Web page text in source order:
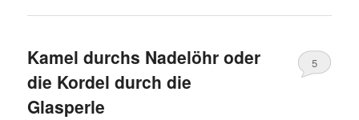
Kamel durchs Nadelöhr oder
die Kordel durch die
Glasperle
5